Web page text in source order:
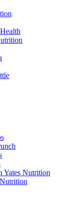
Yates Nutrition